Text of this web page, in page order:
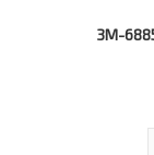
3M-